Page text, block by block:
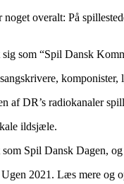
overalt: På
som “Spil Dansk
komponister,
DR’s radiokanaler
ildsjæle.
Spil Dansk Dagen,
2021. Læs mere og